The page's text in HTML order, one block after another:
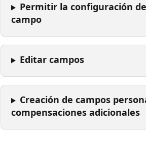
Permitir la configuración
campo
Editar campos
Creación de campos
compensaciones adicionales